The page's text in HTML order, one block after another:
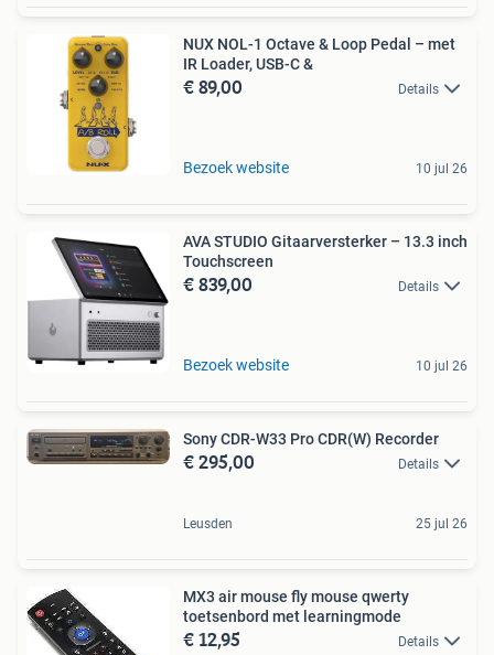
NUX NOL-1 Octave & Loop Pedal – met
IR Loader, USB-C &
€ 89,00 Details
Bezoek website 10 jul 26
AVA STUDIO Gitaarversterker – 13.3 inch
Touchscreen
€ 839,00 Details
Bezoek website 10 jul 26
Sony CDR-W33 Pro CDR(W) Recorder
€ 295,00 Details
Leusden 25 jul 26
MX3 air mouse fly mouse qwerty
toetsenbord met learningmode
€ 12,95 Details